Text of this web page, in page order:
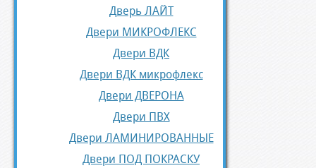
Дверь ЛАЙТ
Двери МИКРОФЛЕКС
Двери ВДК
Двери ВДК микрофлекс
Двери ДВЕРОНА
Двери ПВХ
Двери ЛАМИНИРОВАННЫЕ
Двери ПОД ПОКРАСКУ